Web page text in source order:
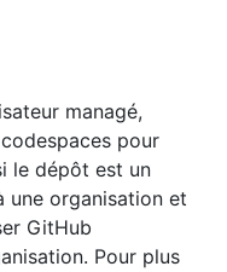
managé,
pour
le dépôt est un
une organisation et
GitHub
Pour plus